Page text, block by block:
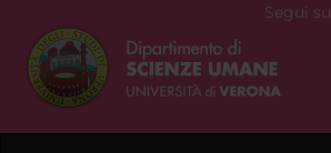
Segui su